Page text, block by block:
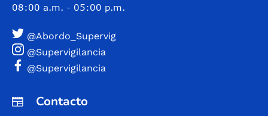
08:00 a.m. - 05:00 p.m.
@Abordo_Supervig
@Supervigilancia
@Supervigilancia
Contacto